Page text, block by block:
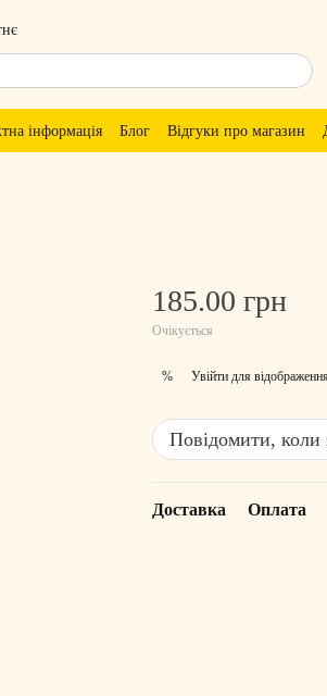
інформація Блог Відгуки про магазин
185.00 грн
Очікується
% Увійти для
Повідомити, коли
Доставка Оплата